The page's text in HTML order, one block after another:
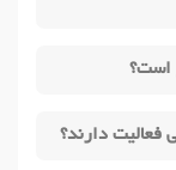
است؟
دارند؟